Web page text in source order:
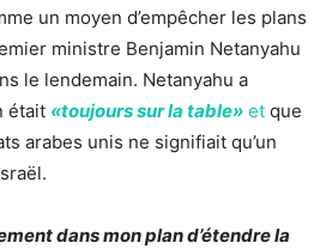
un moyen d’empêcher les plans
ministre Benjamin Netanyahu
le lendemain. Netanyahu a
était «toujours sur la table» et que
arabes unis ne signifiait qu’un
dans mon plan d’étendre la